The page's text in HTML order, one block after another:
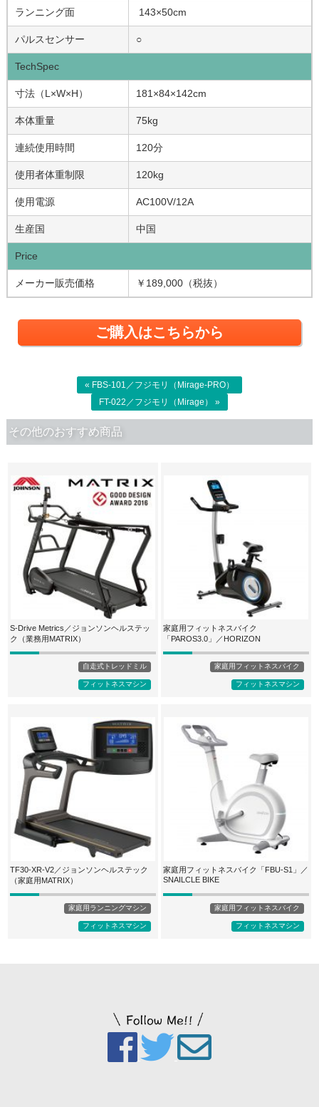
ランニング面 143×50cm
パルスセンサー ○
TechSpec
寸法（L×W×H） 181×84×142cm
本体重量 75kg
連続使用時間 120分
使用者体重制限 120kg
使用電源 AC100V/12A
生産国 中国
Price
メーカー販売価格 ￥189,000（税抜）
ご購入はこちらから
« FBS-101／フジモリ（Mirage-PRO）
FT-022／フジモリ（Mirage） »
その他のおすすめ商品
S-Drive Metrics／ジョンソンヘルステッ
ク（業務用MATRIX）
自走式トレッドミル
フィットネスマシン
家庭用フィットネスバイク
「PAROS3.0」／HORIZON
家庭用フィットネスバイク
フィットネスマシン
TF30-XR-V2／ジョンソンヘルステック
（家庭用MATRIX）
家庭用ランニングマシン
フィットネスマシン
家庭用フィットネスバイク「FBU-S1」／
SNAILCLE BIKE
家庭用フィットネスバイク
フィットネスマシン